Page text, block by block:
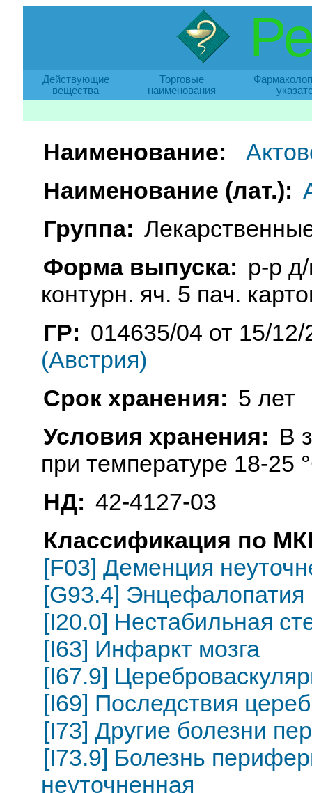
Действующие
вещества
Торговые
наименования
Наименование:
Наименование (лат.):
Группа:
Форма выпуска: р-р
контурн. яч. 5 пач.
ГР: 014635/04 от 15/
(Австрия)
Срок хранения: 5 лет
Условия хранения: В
при температуре 18-25
НД: 42-4127-03
Классификация по
[F03] Деменция
[G93.4] Энцефалопатия
[I20.0] Нестабильная
[I63] Инфаркт мозга
[I67.9]
[I69] Последствия
[I73] Другие болезни
[I73.9] Болезнь
неуточненная